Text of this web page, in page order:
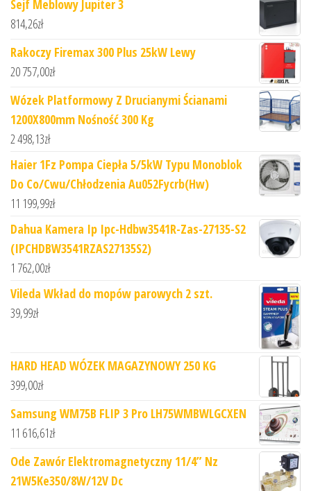
Sejf Meblowy Jupiter 3
814,26zł
Rakoczy Firemax 300 Plus 25kW Lewy
20 757,00zł
Wózek Platformowy Z Drucianymi Ścianami
1200X800mm Nośność 300 Kg
2 498,13zł
Haier 1Fz Pompa Ciepła 5/5kW Typu Monoblok
Do Co/Cwu/Chłodzenia Au052Fycrb(Hw)
11 199,99zł
Dahua Kamera Ip Ipc-Hdbw3541R-Zas-27135-S2
(IPCHDBW3541RZAS27135S2)
1 762,00zł
Vileda Wkład do mopów parowych 2 szt.
39,99zł
HARD HEAD WÓZEK MAGAZYNOWY 250 KG
399,00zł
Samsung WM75B FLIP 3 Pro LH75WMBWLGCXEN
11 616,61zł
Ode Zawór Elektromagnetyczny 11/4” Nz
21W5Ke350/8W/12V Dc